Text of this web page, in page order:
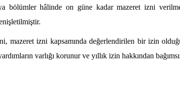
bölümler hâlinde on güne kadar mazeret izni
mazeret izni kapsamında değerlendirilen bir izin
varlığı korunur ve yıllık izin hakkından